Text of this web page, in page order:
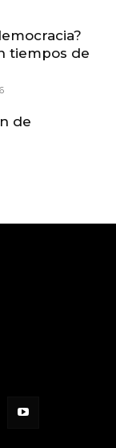
tiempos de
de